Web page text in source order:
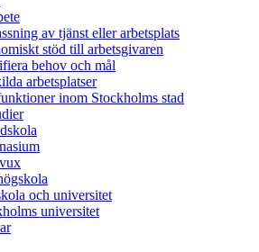
av tjänst eller arbetsplats
stöd till arbetsgivaren
behov och mål
arbetsplatser
inom Stockholms stad
och universitet
universitet